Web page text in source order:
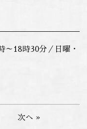
18時30分／日曜・
次へ »